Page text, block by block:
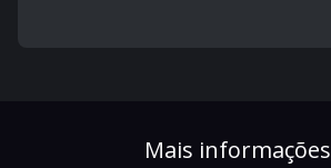
Mais informações